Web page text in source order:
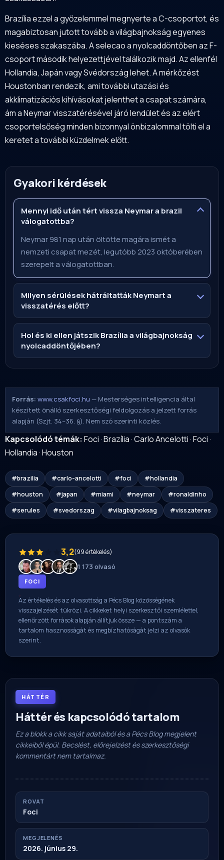
Brazília ezzel a győzelemmel megnyerte a C-csoportot, és
magabiztosan jutott tovább a világbajnokság egyenes
kieséses szakaszába. A selecao a nyolcaddöntőben az F-
csoport második helyezettjével találkozik majd. Az ellenfél
Hollandia, Japán vagy Svédország lehet. A mérkőzést
Houstonban rendezik, ami további utazási és
akklimatizációs kihívásokat jelenthet a csapat számára,
ám a Neymar visszatérésével járó lendület és az elért
csoportelsőség minden bizonnyal önbizalommal tölti el a
keretet a további küzdelmek előtt.
Gyakori kérdések
Mennyi idő után tért vissza Neymar a brazil
válogatottba?
Neymar 981 nap után öltötte magára ismét a
nemzeti csapat mezét, legutóbb 2023 októberében
szerepelt a válogatottban.
Milyen sérülések hátráltatták Neymart a
visszatérés előtt?
Hol és ki ellen játszik Brazília a világbajnokság
nyolcaddöntőjében?
Forrás: www.csakfoci.hu — Mesterséges intelligencia által
készített önálló szerkesztőségi feldolgozás a jelzett forrás
alapján (Szjt. 34–36. §). Nem szó szerinti közlés.
Kapcsolódó témák: Foci·Brazília·Carlo Ancelotti·Foci·
Hollandia·Houston
#brazilia #carlo-ancelotti #foci
#hollandia
#houston
#japan #miami #neymar
#ronaldinho
#serules
#svedorszag #vilagbajnoksag #visszateres
3,2(99 értékelés)
1 173 olvasó
FOCI
Az értékelés és az olvasottság a Pécs Blog közösségének
visszajelzését tükrözi. A cikkeket helyi szerkesztői szemlélettel,
ellenőrzött források alapján állítjuk össze — a pontszám a
tartalom hasznosságát és megbízhatóságát jelzi az olvasók
szerint.
HÁTTÉR
Háttér és kapcsolódó tartalom
Ez a blokk a cikk saját adataiból és a Pécs Blog megjelent
cikkeiből épül. Becslést, előrejelzést és szerkesztőségi
kommentárt nem tartalmaz.
ROVAT
Foci
MEGJELENÉS
2026. június 29.